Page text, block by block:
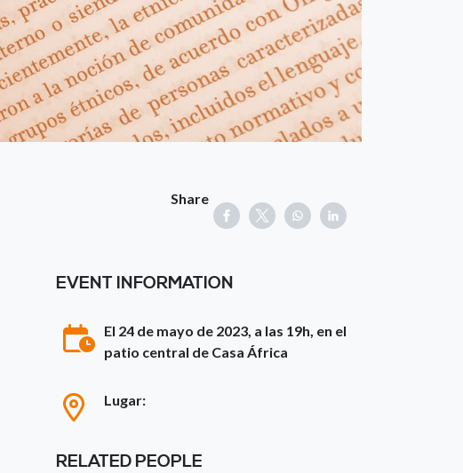
Share
EVENT INFORMATION
El 24 de mayo de 2023, a las 19h, en el
patio central de Casa África
Lugar:
RELATED PEOPLE